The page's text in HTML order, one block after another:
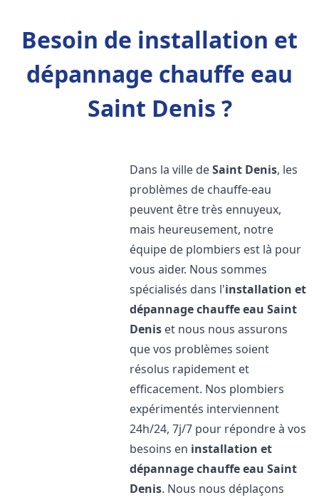
Besoin de installation et
dépannage chauffe eau
Saint Denis ?
Dans la ville deSaint Denis, les
problèmes de chauffe-eau
peuvent être très ennuyeux,
mais heureusement, notre
équipe de plombiers est là pour
vous aider. Nous sommes
spécialisés dans l'installation et
dépannage chauffe eau Saint
Denis et nous nous assurons
que vos problèmes soient
résolus rapidement et
efficacement. Nos plombiers
expérimentés interviennent
24h/24, 7j/7 pour répondre à vos
besoins en installation et
dépannage chauffe eau Saint
Denis. Nous nous déplaçons